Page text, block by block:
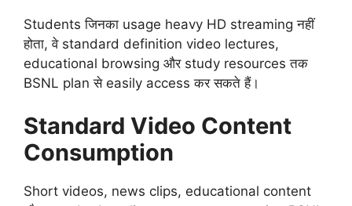
Students जिनका usage heavy HD streaming नहीं
होता, वे standard definition video lectures,
educational browsing और study resources तक
BSNL plan से easily access कर सकते हैं।
Standard Video Content
Consumption
Short videos, news clips, educational content